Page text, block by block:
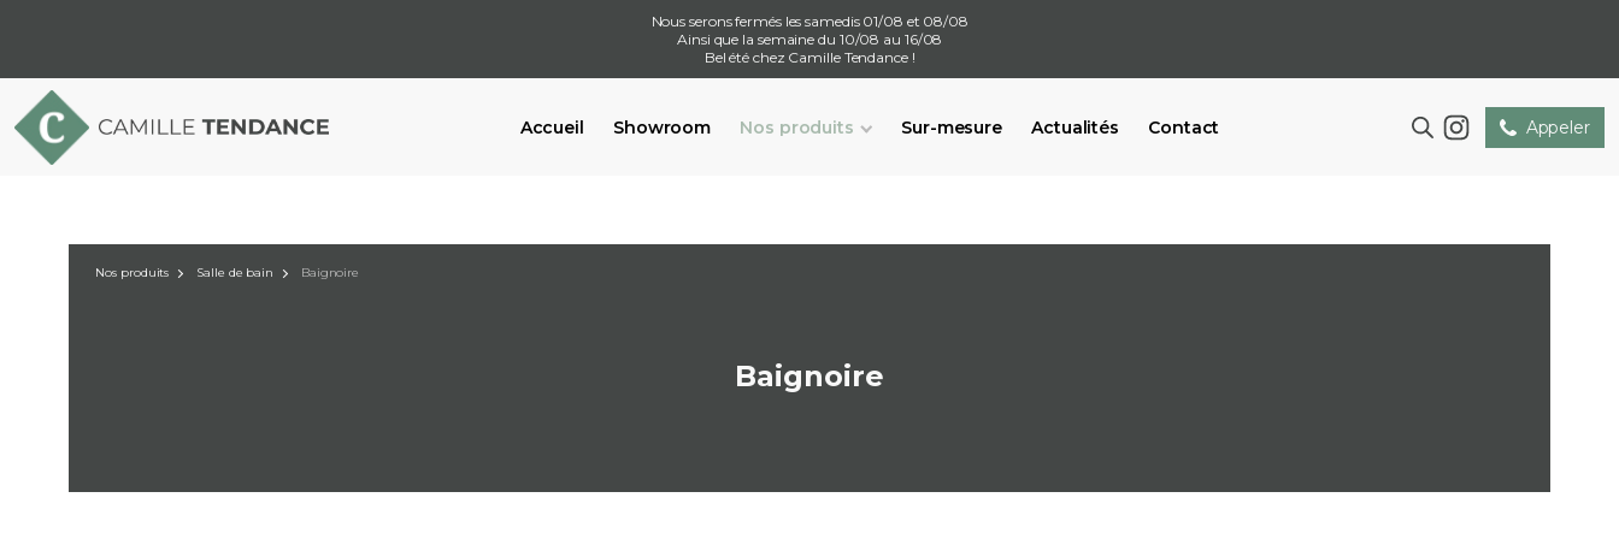
Nous serons fermés les samedis 01/08 et 08/08
Ainsi que la semaine du 10/08 au 16/08
Bel été chez Camille Tendance !
Accueil Showroom Nos produits Sur-mesure Actualités Contact Appeler
Nos produits Salle de bain Baignoire
Baignoire